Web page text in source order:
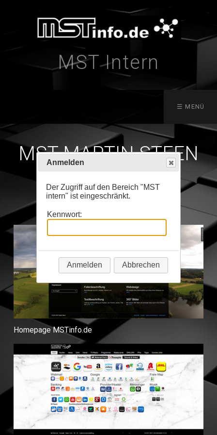
Anmelden
Der Zugriff auf den Bereich "MST
intern" ist eingeschränkt.
Kennwort:
Anmelden Abbrechen